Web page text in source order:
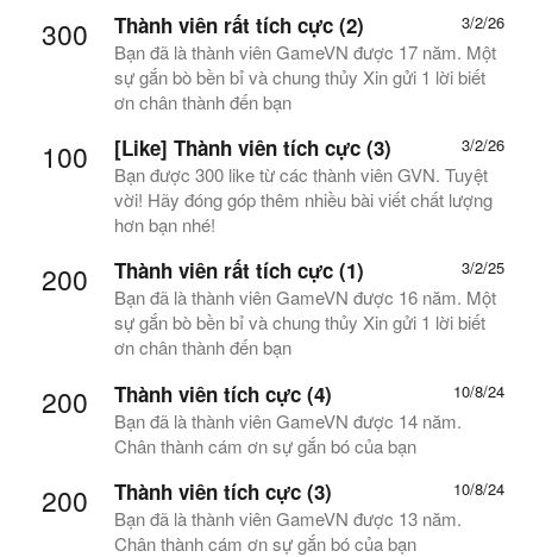
300 3/2/26
Thành viên rất tích cực (2)
Bạn đã là thành viên GameVN được 17 năm. Một
sự gắn bò bền bỉ và chung thủy Xin gửi 1 lời biết
ơn chân thành đến bạn
100 3/2/26
[Like] Thành viên tích cực (3)
Bạn được 300 like từ các thành viên GVN. Tuyệt
vời! Hãy đóng góp thêm nhiều bài viết chất lượng
hơn bạn nhé!
200 3/2/25
Thành viên rất tích cực (1)
Bạn đã là thành viên GameVN được 16 năm. Một
sự gắn bò bền bỉ và chung thủy Xin gửi 1 lời biết
ơn chân thành đến bạn
200 10/8/24
Thành viên tích cực (4)
Bạn đã là thành viên GameVN được 14 năm.
Chân thành cám ơn sự gắn bó của bạn
200 10/8/24
Thành viên tích cực (3)
Bạn đã là thành viên GameVN được 13 năm.
Chân thành cám ơn sự gắn bó của bạn